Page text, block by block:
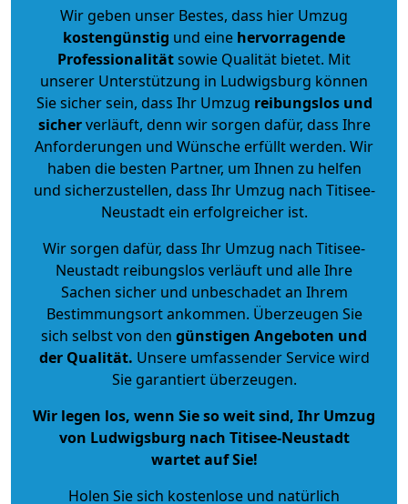
Wir geben unser Bestes, dass hier Umzug
kostengünstig und eine hervorragende
Professionalitätsowie Qualität bietet. Mit
unserer Unterstützung in Ludwigsburg können
Sie sicher sein, dass Ihr Umzug reibungslos und
sicherverläuft, denn wir sorgen dafür, dass Ihre
Anforderungen und Wünsche erfüllt werden. Wir
haben die besten Partner, um Ihnen zu helfen
und sicherzustellen, dass Ihr Umzug nach Titisee-
Neustadt ein erfolgreicher ist.
Wir sorgen dafür, dass Ihr Umzug nach Titisee-
Neustadt reibungslos verläuft und alle Ihre
Sachen sicher und unbeschadet an Ihrem
Bestimmungsort ankommen. Überzeugen Sie
sich selbst von den günstigen Angeboten und
der Qualität. Unsere umfassender Service wird
Sie garantiert überzeugen.
Wir legen los, wenn Sie so weit sind, Ihr Umzug
von Ludwigsburg nach Titisee-Neustadt
wartet auf Sie!
Holen Sie sich kostenlose und natürlich